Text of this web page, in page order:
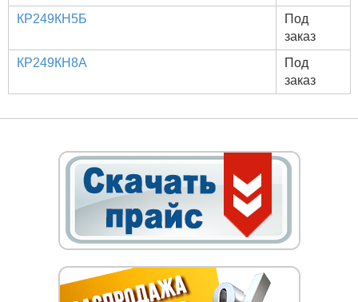
КР249КН5Б
Под
заказ
КР249КН8А
Под
заказ